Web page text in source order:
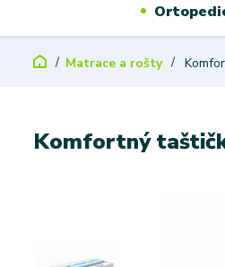
Matrace a rošty
Komfortný